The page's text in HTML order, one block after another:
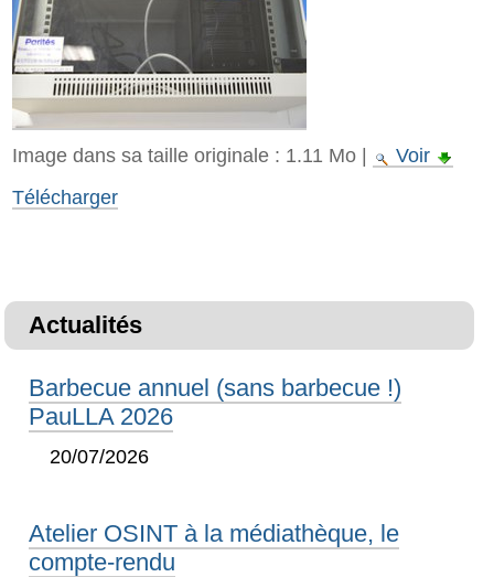
Image dans sa taille originale : 1.11 Mo|
Voir
Télécharger
Actualités
Barbecue annuel (sans barbecue !)
PauLLA 2026
20/07/2026
Atelier OSINT à la médiathèque, le
compte-rendu